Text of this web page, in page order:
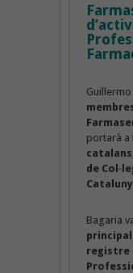
Guillermo
portarà a
catalans
de
Bagaria
principal
registre